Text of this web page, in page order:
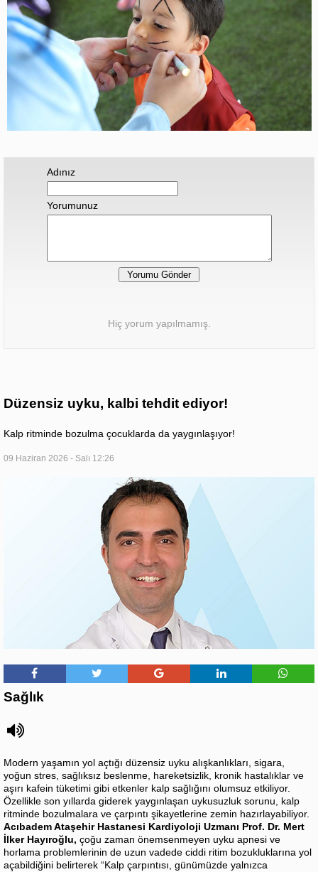
Adınız
Yorumunuz
Hiç yorum yapılmamış.
Düzensiz uyku, kalbi tehdit ediyor!
Kalp ritminde bozulma çocuklarda da yaygınlaşıyor!
09 Haziran 2026 - Salı 12:26
Sağlık
Modern yaşamın yol açtığı düzensiz uyku alışkanlıkları, sigara,
yoğun stres, sağlıksız beslenme, hareketsizlik, kronik hastalıklar ve
aşırı kafein tüketimi gibi etkenler kalp sağlığını olumsuz etkiliyor.
Özellikle son yıllarda giderek yaygınlaşan uykusuzluk sorunu, kalp
ritminde bozulmalara ve çarpıntı şikayetlerine zemin hazırlayabiliyor.
Acıbadem Ataşehir Hastanesi Kardiyoloji Uzmanı Prof. Dr. Mert
İlker Hayıroğlu, çoğu zaman önemsenmeyen uyku apnesi ve
horlama problemlerinin de uzun vadede ciddi ritim bozukluklarına yol
açabildiğini belirterek “Kalp çarpıntısı, günümüzde yalnızca